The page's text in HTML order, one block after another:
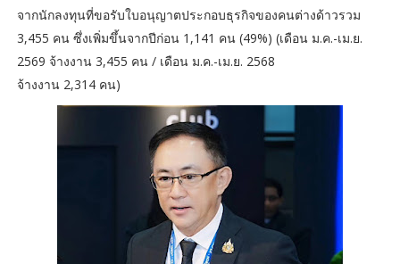
จากนักลงทุนที่ขอรับใบอนุญาตประกอบธุรกิจของคนต่างด้าวรวม
3,455 คน ซึ่งเพิ่มขึ้นจากปีก่อน 1,141 คน (49%) (เดือน ม.ค.-เม.ย.
2569 จ้างงาน 3,455 คน / เดือน ม.ค.-เม.ย. 2568
จ้างงาน 2,314 คน)